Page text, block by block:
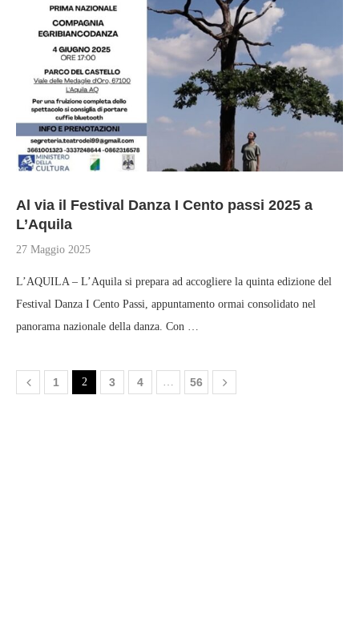
Al via il Festival Danza I Cento passi 2025 a
L’Aquila
27 Maggio 2025
L’AQUILA – L’Aquila si prepara ad accogliere la quinta edizione del
Festival Danza I Cento Passi, appuntamento ormai consolidato nel
panorama nazionale della danza. Con …
1 2 3 4 … 56